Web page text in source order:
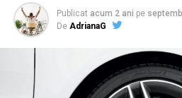
Publicat acum 2 ani pe
De AdrianaG